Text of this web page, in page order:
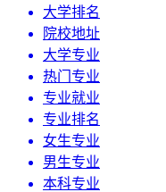
大学排名
院校地址
大学专业
热门专业
专业就业
专业排名
女生专业
男生专业
本科专业